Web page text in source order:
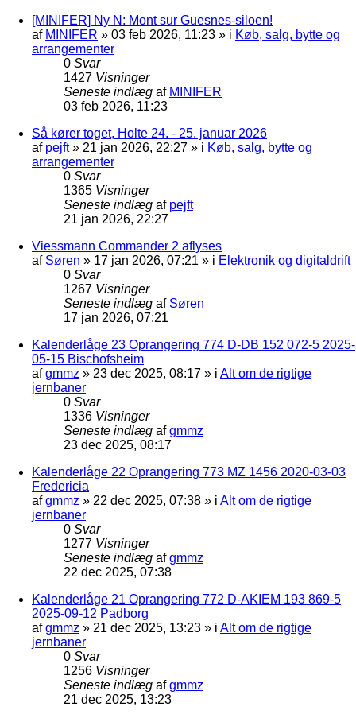
[MINIFER] Ny N: Mont sur Guesnes-siloen!
af MINIFER » 03 feb 2026, 11:23 » i Køb, salg, bytte og
arrangementer
0 Svar
1427 Visninger
Seneste indlæg af MINIFER
03 feb 2026, 11:23
Så kører toget, Holte 24. - 25. januar 2026
af pejft» 21 jan 2026, 22:27 » i Køb, salg, bytte og
arrangementer
0 Svar
1365 Visninger
Seneste indlæg af pejft
21 jan 2026, 22:27
Viessmann Commander 2 aflyses
af Søren » 17 jan 2026, 07:21 » i Elektronik og digitaldrift
0 Svar
1267 Visninger
Seneste indlæg af Søren
17 jan 2026, 07:21
Kalenderlåge 23 Oprangering 774 D-DB 152 072-5 2025-
05-15 Bischofsheim
afgmmz » 23 dec 2025, 08:17 » i Alt om de rigtige
jernbaner
0 Svar
1336 Visninger
Seneste indlæg afgmmz
23 dec 2025, 08:17
Kalenderlåge 22 Oprangering 773 MZ 1456 2020-03-03
Fredericia
afgmmz » 22 dec 2025, 07:38 » i Alt om de rigtige
jernbaner
0 Svar
1277 Visninger
Seneste indlæg afgmmz
22 dec 2025, 07:38
Kalenderlåge 21 Oprangering 772 D-AKIEM 193 869-5
2025-09-12 Padborg
afgmmz » 21 dec 2025, 13:23 » i Alt om de rigtige
jernbaner
0 Svar
1256 Visninger
Seneste indlæg afgmmz
21 dec 2025, 13:23